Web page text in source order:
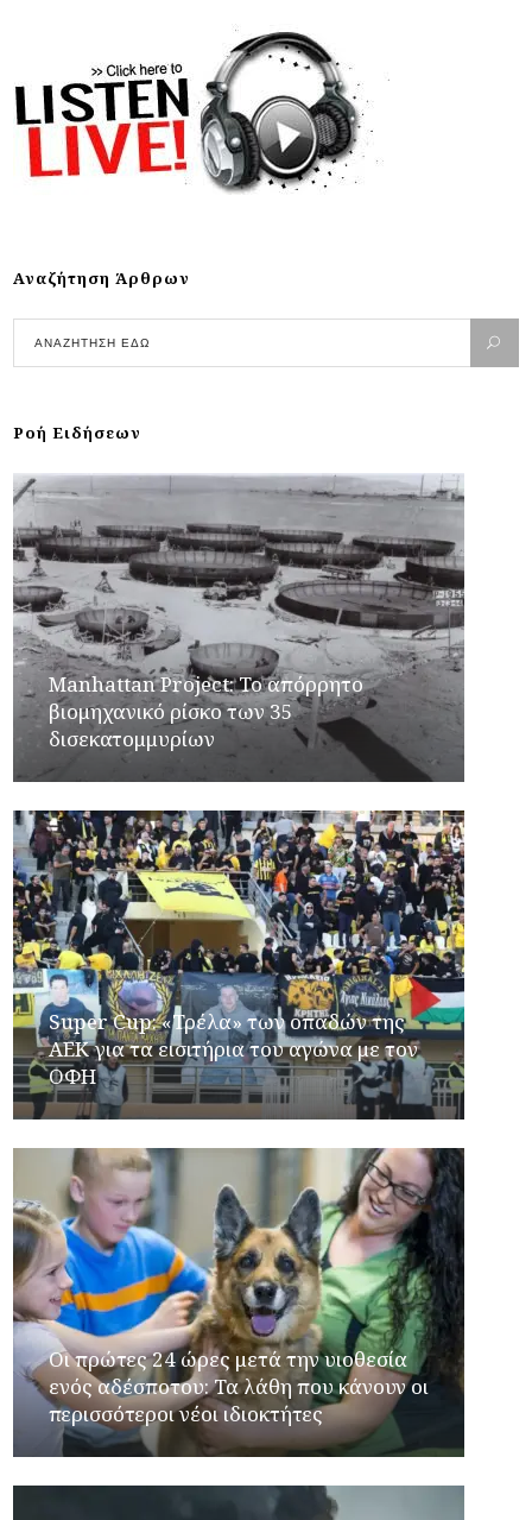
Αναζήτηση Άρθρων
Ροή Ειδήσεων
Manhattan Project: Το απόρρητο
βιομηχανικό ρίσκο των 35
δισεκατομμυρίων
Super Cup: «Τρέλα» των οπαδών της
ΑΕΚ για τα εισιτήρια του αγώνα με τον
ΟΦΗ
Οι πρώτες 24 ώρες μετά την υιοθεσία
ενός αδέσποτου: Τα λάθη που κάνουν οι
περισσότεροι νέοι ιδιοκτήτες